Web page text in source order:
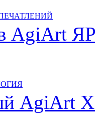
AgiArt
AgiArt